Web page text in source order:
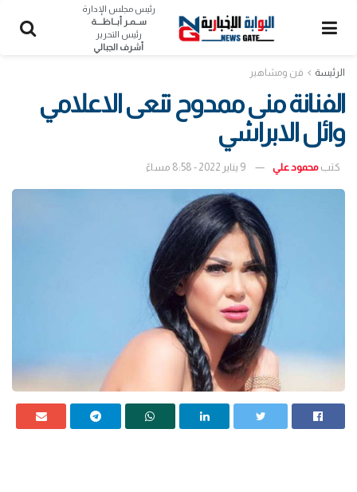
رئيس مجلس الإدارة
ســمـر أبــاظــــة
رئيس التحرير
أشرف الجبالي
الرئيسة فن ومشاهير
الفنانة منى ممدوح تنعى الاعلامي
وائل الابراشي
كتب محمود علي 9 يناير 2022 - 8:58 مساءً